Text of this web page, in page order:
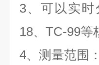
3、可以实
18、TC-99等
4、测量范围